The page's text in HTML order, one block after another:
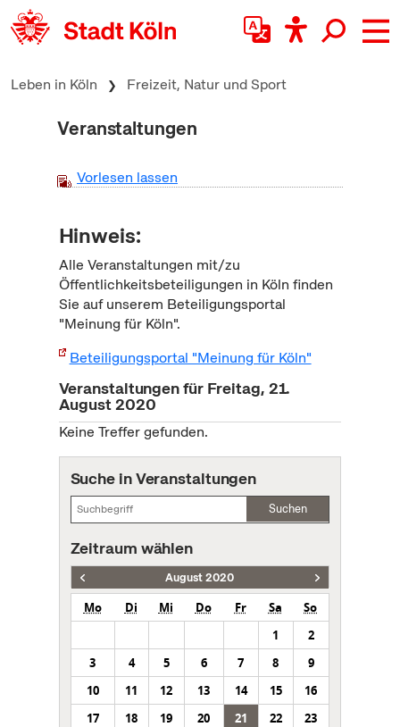
zum Inhalt springen
Leben in Köln Freizeit, Natur und Sport
Veranstaltungen
Vorlesen lassen
Hinweis:
Alle Veranstaltungen mit/zu
Öffentlichkeitsbeteiligungen in Köln finden
Sie auf unserem Beteiligungsportal
"Meinung für Köln".
Beteiligungsportal "Meinung für Köln"
Veranstaltungen für Freitag, 21.
August 2020
Keine Treffer gefunden.
Suche in Veranstaltungen
Suchen
Zeitraum wählen
August 2020
Mo Di Mi Do Fr Sa
So
1
2
3
4 5 6 7 8
9
10
11 12 13 14 15
16
17
18 19 20 21 22
23